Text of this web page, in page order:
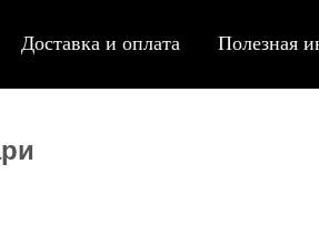
Доставка и оплата Полезная